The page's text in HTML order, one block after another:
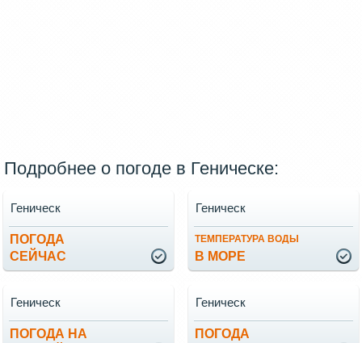
Подробнее о погоде в Геническе:
ПОГОДА
СЕЙЧАС
Геническ
ТЕМПЕРАТУРА ВОДЫ
В МОРЕ
Геническ
ПОГОДА НА
Геническ
ПОГОДА
Геническ